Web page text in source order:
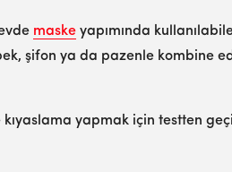
maske yapımında
şifon ya da pazenle kombine
kıyaslama yapmak için testten